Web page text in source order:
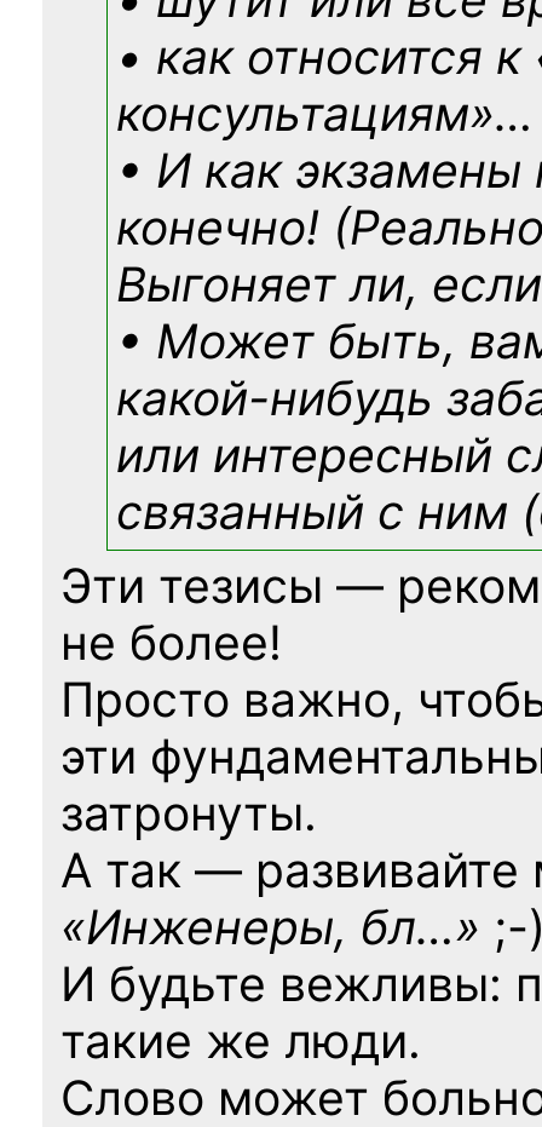
• как относится
консультациям»…
• И как экзамены
конечно!
Выгоняет ли,
• Может быть,
какой-нибудь
или интересный
связанный с ним
Эти тезисы —
не более!
Просто важно,
эти
затронуты.
А так — развивайте
«Инженеры, бл…» ;-
И будьте вежливы:
такие же люди.
Слово может